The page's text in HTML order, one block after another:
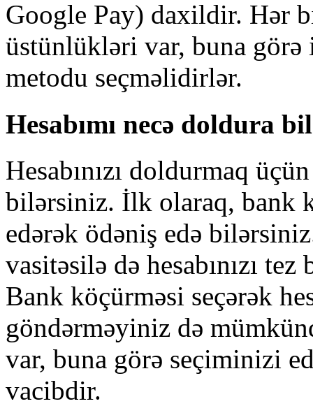
Google Pay) daxildir. Hər
üstünlükləri var, buna
metodu seçməlidirlər.
Hesabımı necə doldura
Hesabınızı doldurmaq
bilərsiniz. İlk olaraq, bank
edərək ödəniş edə
vasitəsilə də hesabınızı
Bank köçürməsi seçərək
göndərməyiniz də
var, buna görə seçiminizi
vacibdir.